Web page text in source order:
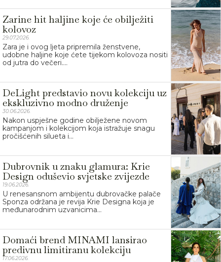
Zarine hit haljine koje će obilježiti
kolovoz
29.07.2026.
Zara je i ovog ljeta pripremila ženstvene,
udobne haljine koje ćete tijekom kolovoza nositi
od jutra do večeri....
DeLight predstavio novu kolekciju uz
ekskluzivno modno druženje
30.06.2026.
Nakon uspješne godine obilježene novom
kampanjom i kolekcijom koja istražuje snagu
pročišćenih silueta i...
Dubrovnik u znaku glamura: Krie
Design oduševio svjetske zvijezde
19.06.2026.
U renesansnom ambijentu dubrovačke palače
Sponza održana je revija Krie Designa koja je
međunarodnim uzvanicima...
Domaći brend MINAMI lansirao
predivnu limitiranu kolekciju
17.06.2026.